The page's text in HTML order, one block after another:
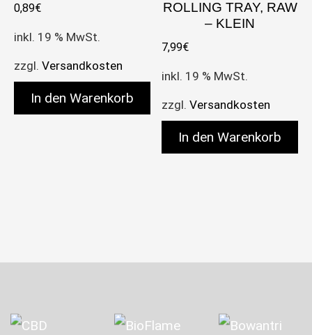
0,89€
inkl. 19 % MwSt.
zzgl. Versandkosten
In den Warenkorb
ROLLING TRAY, RAW
– KLEIN
7,99€
inkl. 19 % MwSt.
zzgl.Versandkosten
In den Warenkorb